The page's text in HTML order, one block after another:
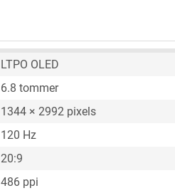
LTPO OLED
6.8 tommer
1344 × 2992 pixels
120 Hz
20:9
486 ppi